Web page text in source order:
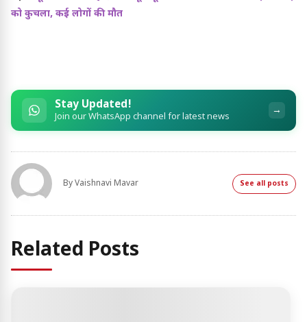
को कुचला, कई लोगों की मौत
Stay Updated!
Join our WhatsApp channel for latest news →
ByVaishnavi Mavar See all posts
Related Posts